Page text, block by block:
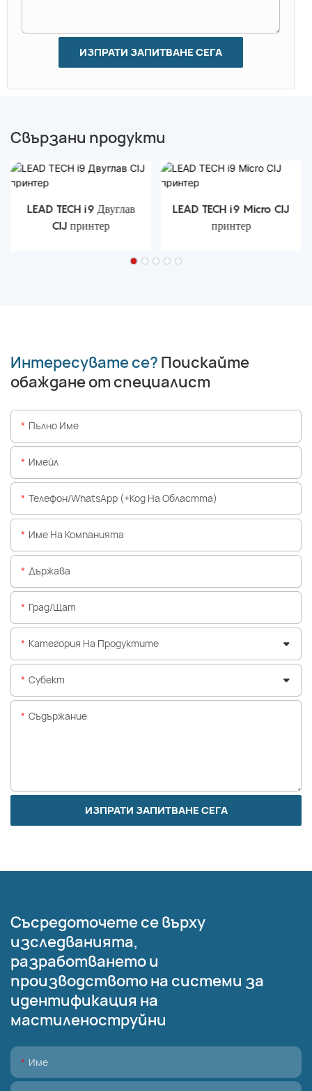
ИЗПРАТИ ЗАПИТВАНЕ СЕГА
Свързани продукти
LEAD TECH i9 Двуглав
CIJ принтер
LEAD TECH i9 Micro CIJ
принтер
Интересувате се? Поискайте
обаждане от специалист
Пълно Име
Имейл
Телефон/WhatsApp (+Код На Областта)
Име На Компанията
Държава
Град/щат
Категория На Продуктите
Субект
Съдържание
ИЗПРАТИ ЗАПИТВАНЕ СЕГА
Съсредоточете се върху
изследванията,
разработването и
производството на системи за
идентификация на
мастиленоструйни
Име